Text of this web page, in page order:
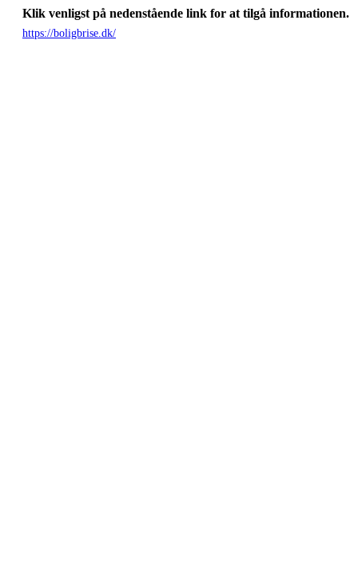
Klik venligst på nedenstående link for at tilgå informationen.
https://boligbrise.dk/